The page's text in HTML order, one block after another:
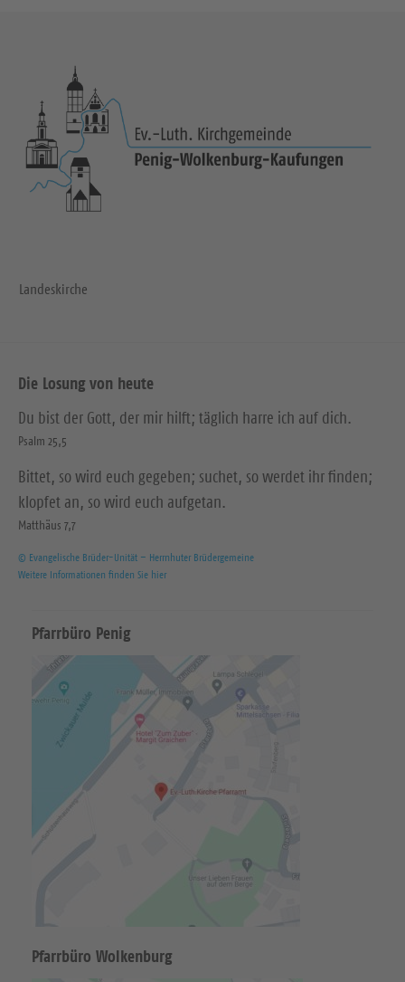
Landeskirche
Die Losung von heute
Du bist der Gott, der mir hilft; täglich harre ich auf dich.
Psalm 25,5
Bittet, so wird euch gegeben; suchet, so werdet ihr finden;
klopfet an, so wird euch aufgetan.
Matthäus 7,7
© Evangelische Brüder-Unität – Herrnhuter Brüdergemeine
Weitere Informationen finden Sie hier
Pfarrbüro Penig
Pfarrbüro Wolkenburg